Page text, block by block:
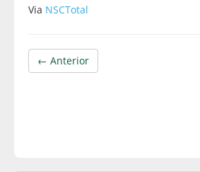
Via NSCTotal
← Anterior